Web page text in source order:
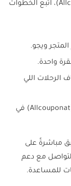
(Allcouponat)، اتبع الخطوات
ويجو.
الرحلات اللي
عند الدفع، الصق كود خصم Wego فنادق (Allcouponat) في
مباشرةً على
مع دعم
للمساعدة.